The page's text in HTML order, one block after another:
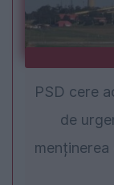
PSD cere
de